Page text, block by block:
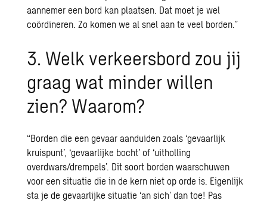
aannemer een bord kan plaatsen. Dat moet je wel
coördineren. Zo komen we al snel aan te veel borden.”
3. Welk verkeersbord zou jij
graag wat minder willen
zien? Waarom?
“Borden die een gevaar aanduiden zoals ‘gevaarlijk
kruispunt’, ‘gevaarlijke bocht’ of ‘uitholling
overdwars/drempels’. Dit soort borden waarschuwen
voor een situatie die in de kern niet op orde is. Eigenlijk
sta je de gevaarlijke situatie ‘an sich’ dan toe! Pas